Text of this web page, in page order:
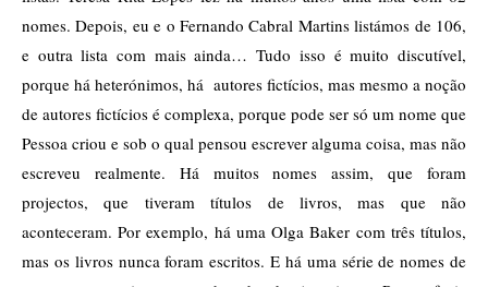
nomes. Depois, eu e o Fernando Cabral Martins listámos de 106,
e outra lista com mais ainda… Tudo isso é muito discutível,
porque há heterónimos, há autores fictícios, mas mesmo a noção
de autores fictícios é complexa, porque pode ser só um nome que
Pessoa criou e sob o qual pensou escrever alguma coisa, mas não
escreveu realmente. Há muitos nomes assim, que foram
projectos, que tiveram títulos de livros, mas que não
aconteceram. Por exemplo, há uma Olga Baker com três títulos,
mas os livros nunca foram escritos. E há uma série de nomes de